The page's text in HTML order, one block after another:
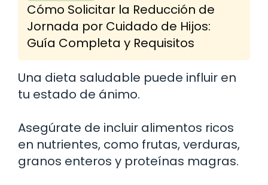
Cómo Solicitar la Reducción de
Jornada por Cuidado de Hijos:
Guía Completa y Requisitos
Una dieta saludable puede influir en
tu estado de ánimo.
Asegúrate de incluir alimentos ricos
en nutrientes, como frutas, verduras,
granos enteros y proteínas magras.